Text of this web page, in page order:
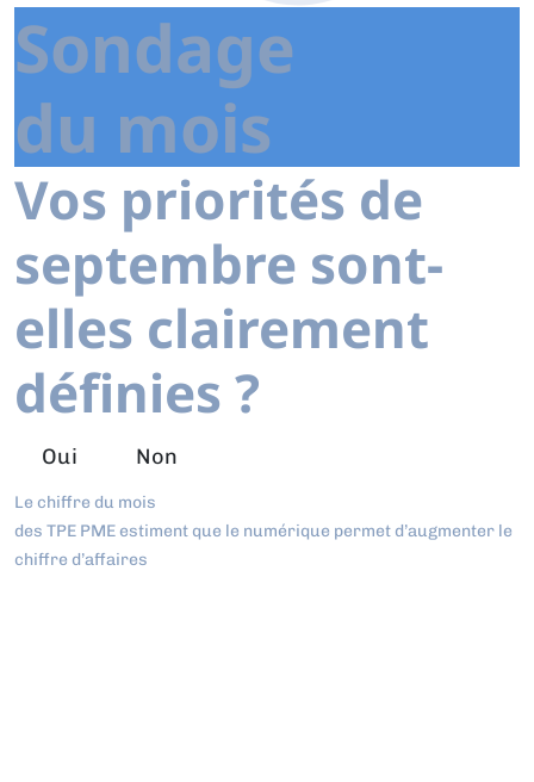
Sondage
du mois
Vos priorités de
septembre sont-
elles clairement
définies ?
Oui Non
Le chiffre du mois
des TPE PME estiment que le numérique permet d’augmenter le
chiffre d’affaires